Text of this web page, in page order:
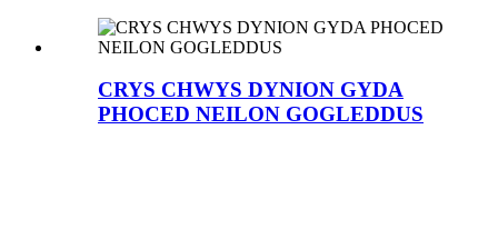
CRYS CHWYS DYNION GYDA
PHOCED NEILON GOGLEDDUS